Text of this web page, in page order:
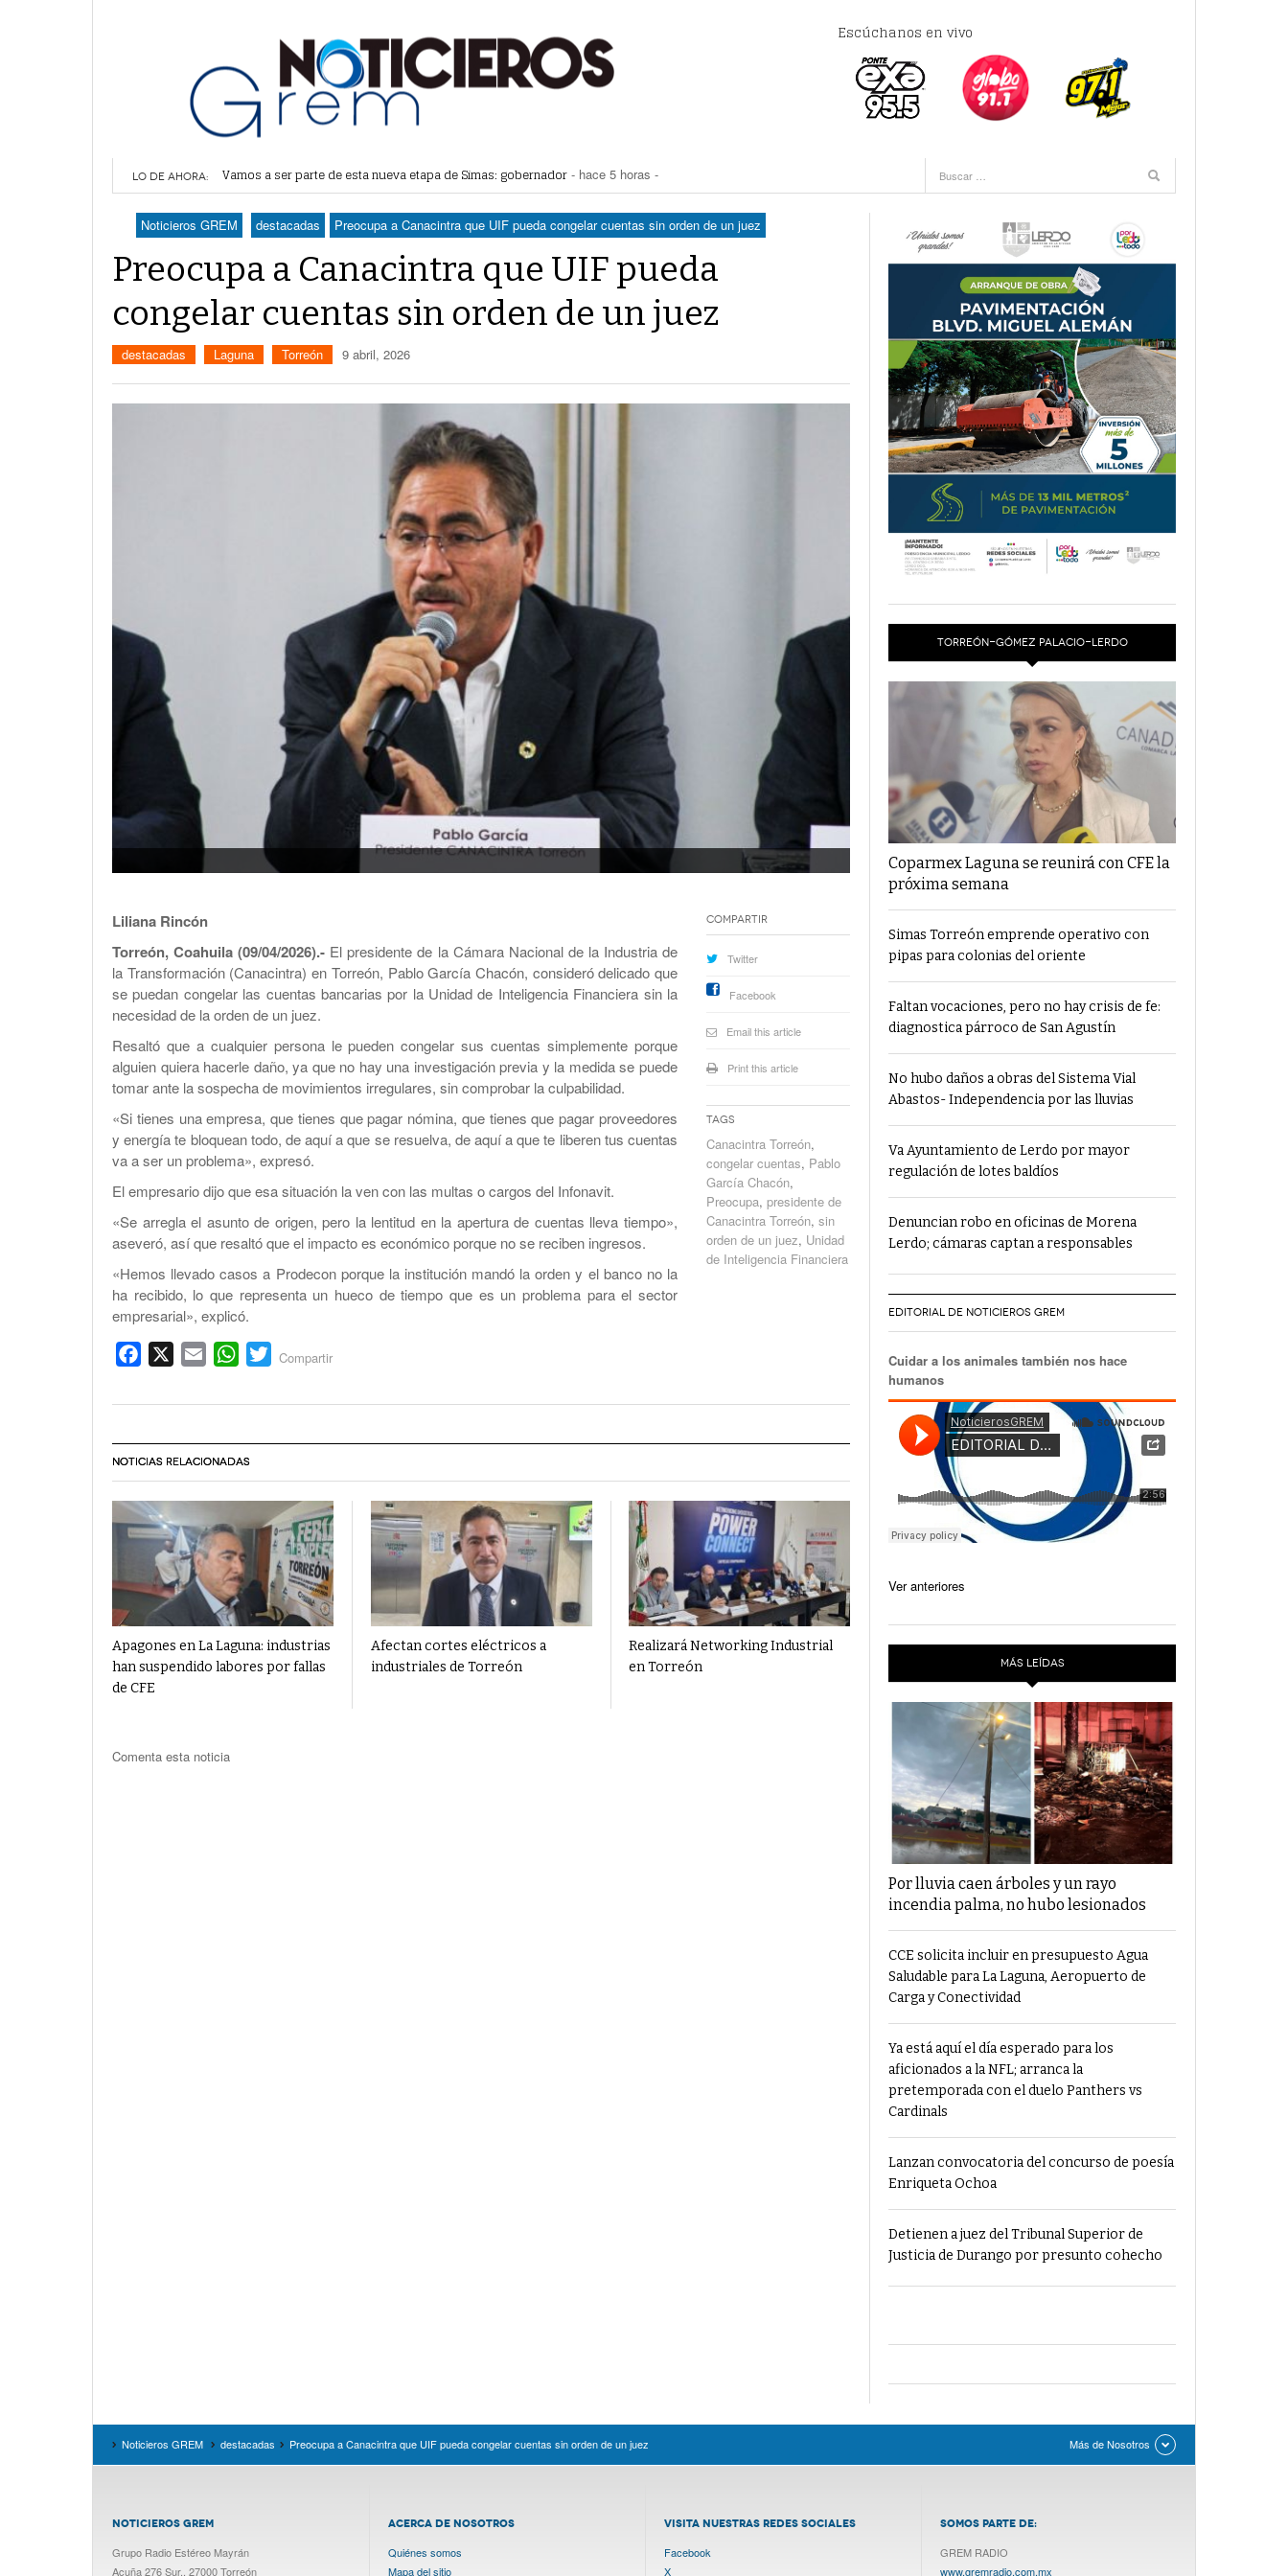
Escúchanos en vivo
LO DE AHORA: Lerdo recibe mayor dotación de Agua Saludable; van por red para comunidades rurales
Durango elegirá por insaculación y voto ciudadano a 50 jueces en 2028- hace 5 horas -
Denuncian robo en oficinas de Morena Lerdo; cámaras captan a responsables- hace 5 horas -
Va Ayuntamiento de Lerdo por mayor regulación de lotes baldíos- hace 6 horas -
Noticieros GREM destacadas Preocupa a Canacintra que UIF pueda congelar cuentas sin orden de un juez
Preocupa a Canacintra que UIF pueda
congelar cuentas sin orden de un juez
destacadas Laguna Torreón 9 abril, 2026
Liliana Rincón
Torreón, Coahuila (09/04/2026).- El presidente de la Cámara Nacional de la Industria de
la Transformación (Canacintra) en Torreón, Pablo García Chacón, consideró delicado que
se puedan congelar las cuentas bancarias por la Unidad de Inteligencia Financiera sin la
necesidad de la orden de un juez.
Resaltó que a cualquier persona le pueden congelar sus cuentas simplemente porque
alguien quiera hacerle daño, ya que no hay una investigación previa y la medida se puede
tomar ante la sospecha de movimientos irregulares, sin comprobar la culpabilidad.
«Si tienes una empresa, que tienes que pagar nómina, que tienes que pagar proveedores
y energía te bloquean todo, de aquí a que se resuelva, de aquí a que te liberen tus cuentas
va a ser un problema», expresó.
El empresario dijo que esa situación la ven con las multas o cargos del Infonavit.
«Se arregla el asunto de origen, pero la lentitud en la apertura de cuentas lleva tiempo»,
aseveró, así que resaltó que el impacto es económico porque no se reciben ingresos.
«Hemos llevado casos a Prodecon porque la institución mandó la orden y el banco no la
ha recibido, lo que representa un hueco de tiempo que es un problema para el sector
empresarial», explicó.
Facebook Email WhatsApp
Twitter
Compartir
Compartir
Twitter
Facebook
Email this article
Print this article
Tags
Canacintra Torreón,
congelar cuentas, Pablo
García Chacón,
Preocupa, presidente de
Canacintra Torreón, sin
orden de un juez, Unidad
de Inteligencia Financiera
NOTICIAS RELACIONADAS
Apagones en La Laguna: industrias
han suspendido labores por fallas
de CFE
Afectan cortes eléctricos a
industriales de Torreón
Realizará Networking Industrial
en Torreón
Comenta esta noticia
TORREÓN-GÓMEZ PALACIO-LERDO
Coparmex Laguna se reunirá con CFE la
próxima semana
Simas Torreón emprende operativo con
pipas para colonias del oriente
Faltan vocaciones, pero no hay crisis de fe:
diagnostica párroco de San Agustín
No hubo daños a obras del Sistema Vial
Abastos- Independencia por las lluvias
Va Ayuntamiento de Lerdo por mayor
regulación de lotes baldíos
Denuncian robo en oficinas de Morena
Lerdo; cámaras captan a responsables
EDITORIAL DE NOTICIEROS GREM
Cuidar a los animales también nos hace
humanos
Ver anteriores
MÁS LEÍDAS
Por lluvia caen árboles y un rayo
incendia palma, no hubo lesionados
CCE solicita incluir en presupuesto Agua
Saludable para La Laguna, Aeropuerto de
Carga y Conectividad
Ya está aquí el día esperado para los
aficionados a la NFL; arranca la
pretemporada con el duelo Panthers vs
Cardinals
Lanzan convocatoria del concurso de poesía
Enriqueta Ochoa
Detienen a juez del Tribunal Superior de
Justicia de Durango por presunto cohecho
Noticieros GREM destacadas Preocupa a Canacintra que UIF pueda congelar cuentas sin orden de un juez Más de Nosotros
NOTICIEROS GREM
Grupo Radio Estéreo Mayrán
Acuña 276 Sur., 27000 Torreón
ACERCA DE NOSOTROS
Quiénes somos
Mapa del sitio
VISITA NUESTRAS REDES SOCIALES
Facebook
X
SOMOS PARTE DE:
GREM RADIO
www.gremradio.com.mx